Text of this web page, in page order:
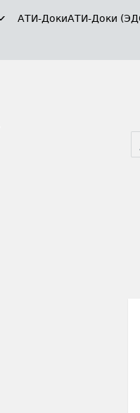
АТИ-ДокиАТИ-Доки